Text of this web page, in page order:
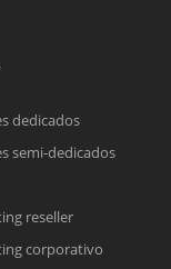
con el enlace a
dedicados
semi-dedicados
reseller
corporativo